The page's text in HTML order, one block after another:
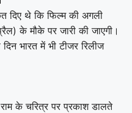
दिए थे कि फिल्म की अगली
के मौके पर जारी की जाएगी।
भारत में भी टीजर रिलीज
के चरित्र पर प्रकाश डालते